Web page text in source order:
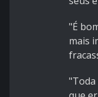
"É
mais